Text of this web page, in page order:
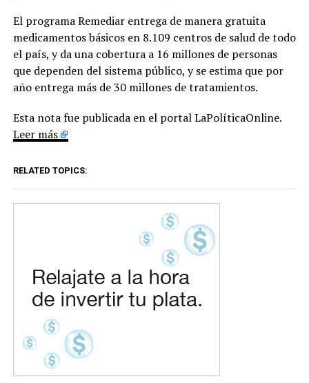
El programa Remediar entrega de manera gratuita
medicamentos básicos en 8.109 centros de salud de todo
el país, y da una cobertura a 16 millones de personas
que dependen del sistema público, y se estima que por
año entrega más de 30 millones de tratamientos.
Esta nota fue publicada en el portal LaPolíticaOnline.
Leer más
RELATED TOPICS: